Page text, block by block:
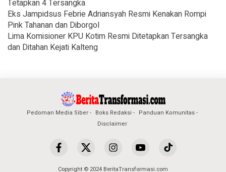
Tetapkan 4 Tersangka
Eks Jampidsus Febrie Adriansyah Resmi Kenakan Rompi
Pink Tahanan dan Diborgol
Lima Komisioner KPU Kotim Resmi Ditetapkan Tersangka
dan Ditahan Kejati Kalteng
Pedoman Media Siber Boks Redaksi
Panduan Komunitas
Disclaimer
Copyright © 2024 BeritaTransformasi.com